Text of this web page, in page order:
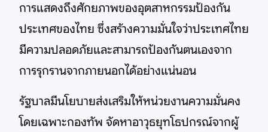
การแสดงถึงศักยภาพของอุตสาหกรรมป้องกัน
ประเทศของไทย ซึ่งสร้างความมั่นใจว่าประเทศไทย
มีความปลอดภัยและสามารถป้องกันตนเองจาก
การรุกรานจากภายนอกได้อย่างแน่นอน
รัฐบาลมีนโยบายส่งเสริมให้หน่วยงานความมั่นคง
โดยเฉพาะกองทัพ จัดหาอาวุธยุทโธปกรณ์จากผู้